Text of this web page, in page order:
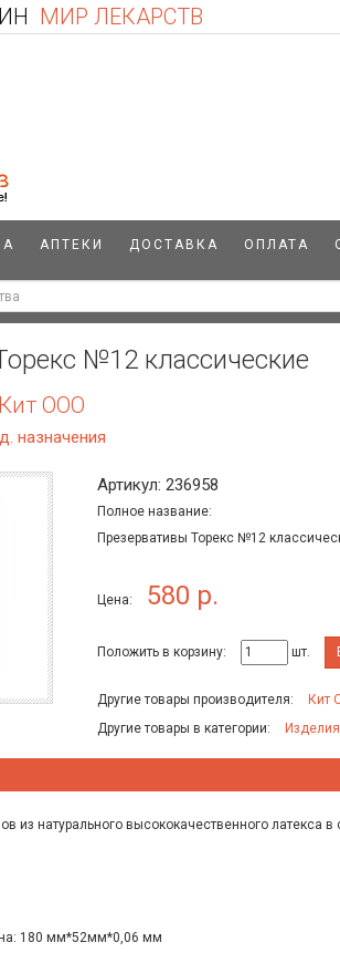
МИР ЛЕКАРСТВ
АПТЕКИ ДОСТАВКА ОПЛАТА
№12 классические
Кит ООО
назначения
Артикул: 236958
Полное название:
Презервативы Торекс №12
Цена: 580 р.
Положить в корзину: шт.
Другие товары производителя:
Кит
Другие товары в категории:
из натурального высококачественного
180 мм*52мм*0,06 мм